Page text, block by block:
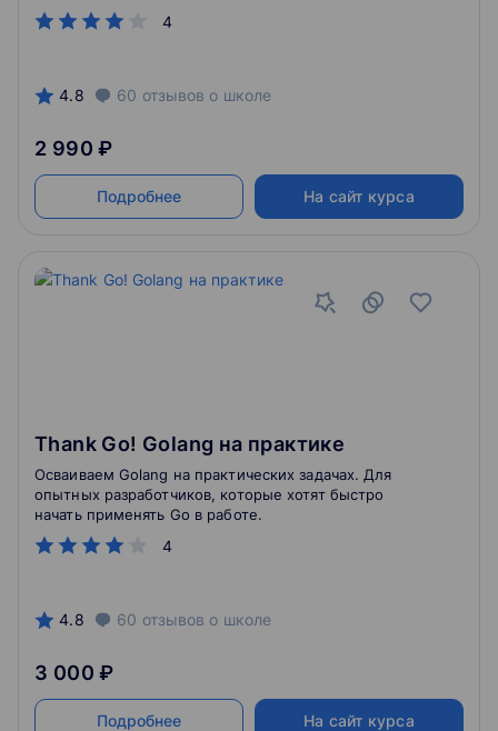
4
что-то понять и поэтому я буду объяснять даже
комплексные концепты именно так, как это помогло
4.8 60 отзывов о школе
2 990 ₽
Подробнее На сайт курса
Thank Go! Golang на практике
4
Осваиваем Golang на практических задачах. Для
опытных разработчиков, которые хотят быстро
начать применять Go в работе.
4.8 60 отзывов о школе
3 000 ₽
Подробнее На сайт курса